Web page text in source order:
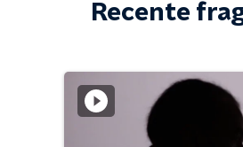
Recente